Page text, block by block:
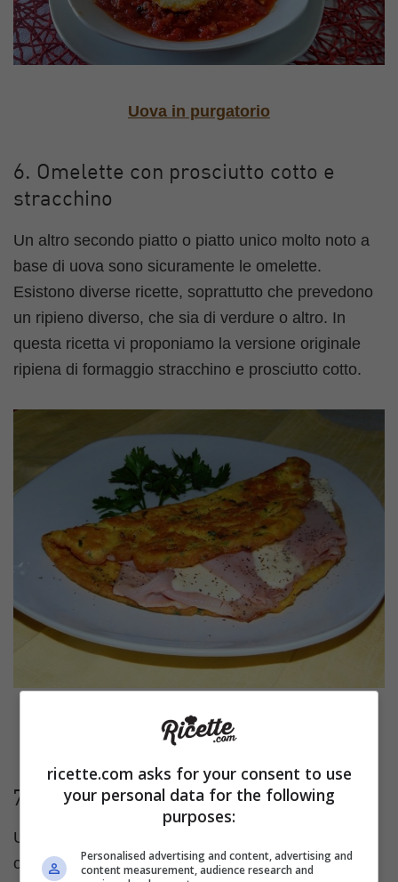
Uova in purgatorio
6. Omelette con prosciutto cotto e
stracchino
Un altro secondo piatto o piatto unico molto noto a
base di uova sono sicuramente le omelette.
Esistono diverse ricette, soprattutto che prevedono
un ripieno diverso, che sia di verdure o altro. In
questa ricetta vi proponiamo la versione originale
ripiena di formaggio stracchino e prosciutto cotto.
Omelette con prosciutto cotto e stracchino
7. Patate ripiene di verdura e uova
Una preparazione leggermente più complessa ed
originale è quella delle patate ripiene di verdura e
ricette.com asks for your consent to use
your personal data for the following
purposes:
Personalised advertising and content, advertising and
content measurement, audience research and